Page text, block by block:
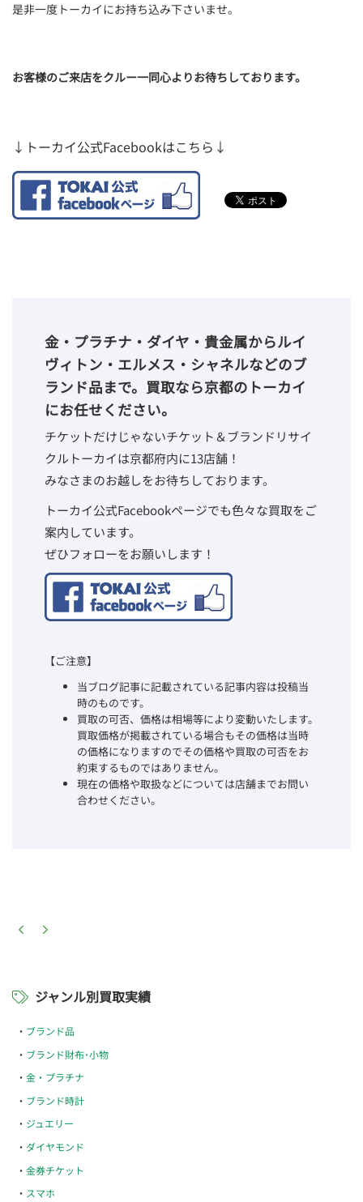
是非一度トーカイにお持ち込み下さいませ。
お客様のご来店をクルー一同心よりお待ちしております。
↓トーカイ公式Facebookはこちら↓
金・プラチナ・ダイヤ・貴金属からルイ
ヴィトン・エルメス・シャネルなどのブ
ランド品まで。買取なら京都のトーカイ
にお任せください。
チケットだけじゃないチケット＆ブランドリサイ
クルトーカイは京都府内に13店舗！
みなさまのお越しをお待ちしております。
トーカイ公式Facebookページでも色々な買取をご
案内しています。
ぜひフォローをお願いします！
【ご注意】
当ブログ記事に記載されている記事内容は投稿当
時のものです。
買取の可否、価格は相場等により変動いたします。
買取価格が掲載されている場合もその価格は当時
の価格になりますのでその価格や買取の可否をお
約束するものではありません。
現在の価格や取扱などについては店舗までお問い
合わせください。
ジャンル別買取実績
ブランド品
ブランド財布･小物
金・プラチナ
ブランド時計
ジュエリー
ダイヤモンド
金券チケット
スマホ